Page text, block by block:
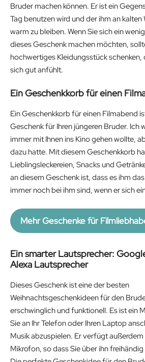
Bruder machen können. Er ist ein
Tag benutzen wird und der ihm an
warm zu bleiben. Wenn Sie sich ein
dieses Geschenk machen möchten,
hochwertiges Kleidungsstück schenken,
sich gut anfühlt.
Ein Geschenkkorb für einen
Ein Geschenkkorb für einen Filmabend
Geschenk für Ihren jüngeren Bruder. Ich
immer mit Ihnen ins Kino gehen wollte,
dazu hatte. Mit diesem Geschenkkorb
Lieblingsleckereien, Snacks und
an diesem Geschenk ist, dass es ihm
immer noch bei ihm sind, wenn er sich
Mehr Geschenke für
Ein smarter Lautsprecher:
Alexa Lautsprecher
Dieses Geschenk ist eine der besten
Weihnachtsgeschenkideen für den
erschwinglich und funktionell. Es ist ein
Sie an Ihr Telefon oder Ihren Laptop
Musik abzuspielen. Er verfügt
Mikrofon, so dass Sie über ihn